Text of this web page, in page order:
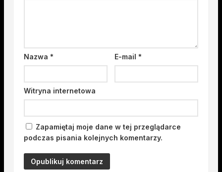
Nazwa * E-mail*
Witryna internetowa
Zapamiętaj moje dane w tej przeglądarce
podczas pisania kolejnych komentarzy.